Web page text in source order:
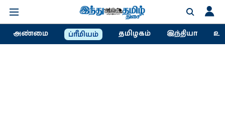
அண்மை ப்ரீமியம் தமிழகம் இந்தியா